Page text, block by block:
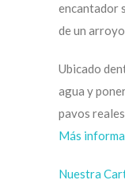
encantador
de un
Ubicado
agua y
pavos
Más
Nuestra